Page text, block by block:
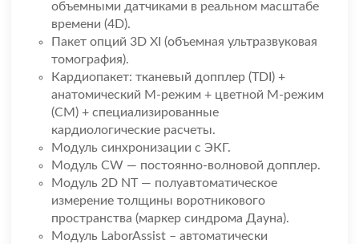
объемными датчиками в реальном масштабе
времени (4D).
Пакет опций 3D XI (объемная ультразвуковая
томография).
Кардиопакет: тканевый допплер (TDI) +
анатомический М-режим + цветной М-режим
(CM) + специализированные
кардиологические расчеты.
Модуль синхронизации с ЭКГ.
Модуль CW — постоянно-волновой допплер.
Модуль 2D NT — полуавтоматическое
измерение толщины воротникового
пространства (маркер синдрома Дауна).
Модуль LaborAssist – автоматически